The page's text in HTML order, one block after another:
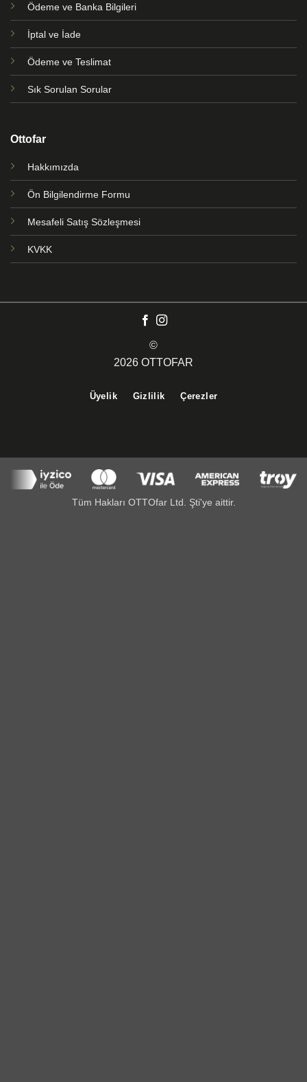
Ödeme ve Banka Bilgileri
İptal ve İade
Ödeme ve Teslimat
Sık Sorulan Sorular
Ottofar
Hakkımızda
Ön Bilgilendirme Formu
Mesafeli Satış Sözleşmesi
KVKK
©
2026 OTTOFAR
Üyelik Gizlilik Çerezler
Tüm Hakları OTTOfar Ltd. Şti'ye aittir.